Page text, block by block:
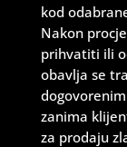
kod
Nakon
prihvatiti ili
obavlja se
zanima
za prodaju